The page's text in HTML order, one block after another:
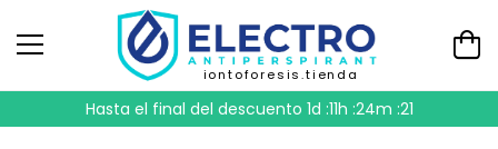
iontoforesis.tienda
Hasta el final del descuento 1d :11h :24m :20